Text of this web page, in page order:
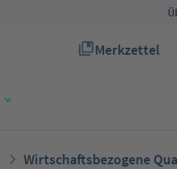
Merkzettel
Du hast
Wirtschaftsbezogene